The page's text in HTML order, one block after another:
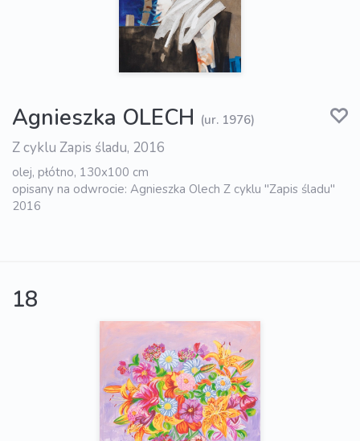
Agnieszka OLECH (ur. 1976)
Z cyklu Zapis śladu, 2016
olej, płótno, 130x100 cm
opisany na odwrocie: Agnieszka Olech Z cyklu "Zapis śladu"
2016
18